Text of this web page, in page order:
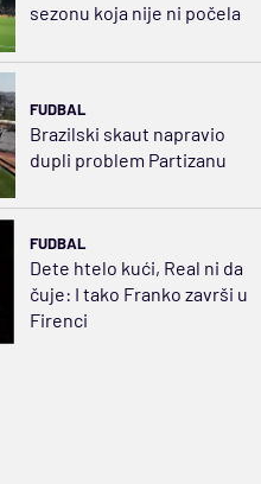
sezonu koja nije ni počela
FUDBAL
Brazilski skaut napravio
dupli problem Partizanu
FUDBAL
Dete htelo kući, Real ni da
čuje: I tako Franko završi u
Firenci